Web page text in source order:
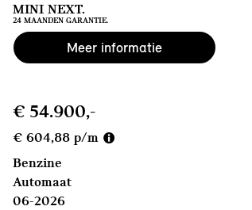
MINI NEXT.
24 MAANDEN GARANTIE.
Meer informatie
€ 54.900,-
€ 604,88 p/m
Benzine
Automaat
06-2026